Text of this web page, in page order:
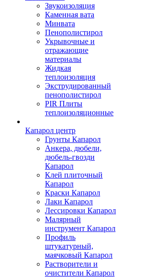
Звукоизоляция
Каменная вата
Минвата
Пенополистирол
Укрывочные и
отражающие
материалы
Жидкая
теплоизоляция
Экструдированный
пенополистирол
PIR Плиты
теплоизоляционные
Капарол центр
Грунты Капарол
Анкера, дюбели,
дюбель-гвозди
Капарол
Клей плиточный
Капарол
Краски Капарол
Лаки Капарол
Лессировки Капарол
Малярный
инструмент Капарол
Профиль
штукатурный,
маячковый Капарол
Растворители и
очистители Капарол